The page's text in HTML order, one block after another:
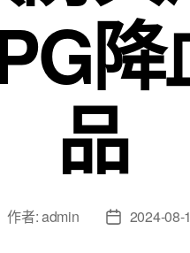
品
作者:admin
文 2024-08-